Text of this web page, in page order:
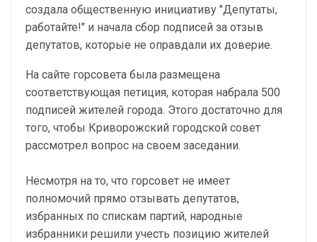
создала общественную инициативу "Депутаты,
работайте!" и начала сбор подписей за отзыв
депутатов, которые не оправдали их доверие.
На сайте горсовета была размещена
соответствующая петиция, которая набрала 500
подписей жителей города. Этого достаточно для
того, чтобы Криворожский городской совет
рассмотрел вопрос на своем заседании.
Несмотря на то, что горсовет не имеет
полномочий прямо отзывать депутатов,
избранных по спискам партий, народные
избранники решили учесть позицию жителей